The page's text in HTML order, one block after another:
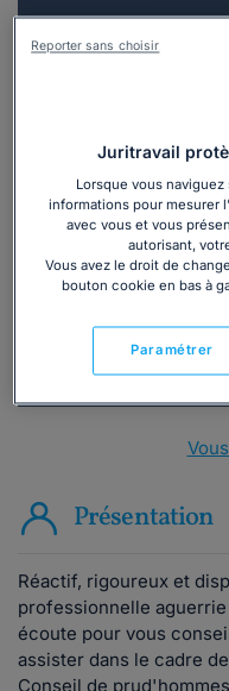
Vous
ou appelez le01
Présentation
Réactif, rigoureux et
professionnelle
écoute pour vous
assister dans le cadre
Conseil de
Juritravail
Lorsque vous
informations pour mesurer
avec vous et vous
autorisant,
Vous avez le droit de
bouton cookie en bas à
Paramétrer
Reporter sans choisir